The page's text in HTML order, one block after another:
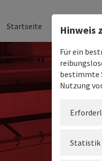
Startseite Aktuelles
Hinweis
Für ein
bestimmte
Nutzung
Statistik